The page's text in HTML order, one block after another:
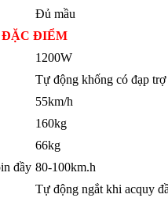
Đủ mầu
ĐẶC ĐIỂM
1200W
Tự động khống có đạp
55km/h
160kg
66kg
đầy 80-100km.h
Tự động ngắt khi acquy